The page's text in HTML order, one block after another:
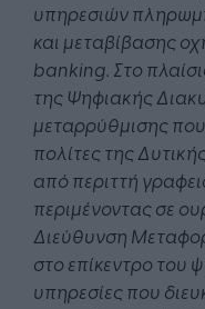
υπηρεσιών
και μεταβίβασης
banking. Στο
της Ψηφιακής
μεταρρύθμισης
πολίτες της
από περιττή
περιμένοντας σε
Διεύθυνση
στο επίκεντρο του
υπηρεσίες που